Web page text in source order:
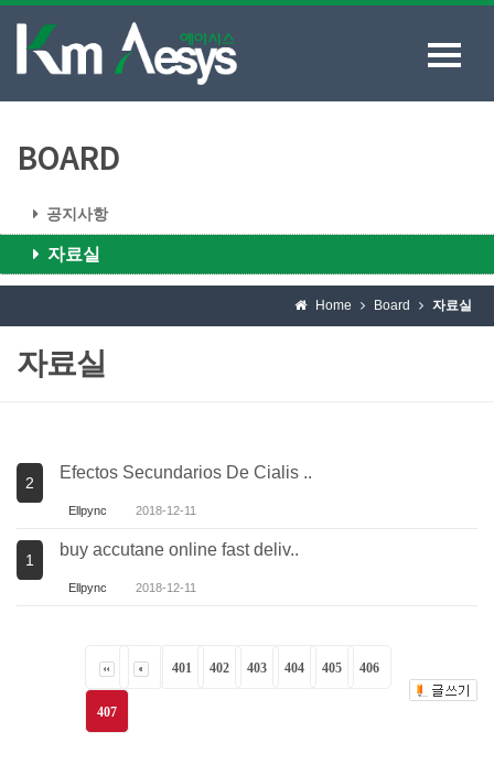
BOARD
공지사항
자료실
Home Board 자료실
자료실
2
Efectos Secundarios De Cialis ..
Ellpync 2018-12-11
1
buy accutane online fast deliv..
Ellpync 2018-12-11
401 402 403 404 405 406
407